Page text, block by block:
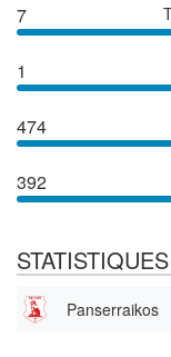
7
1
474
392
Panserraikos